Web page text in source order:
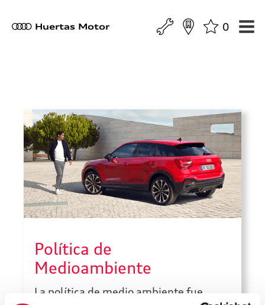
a Huertas Motor 0
Política de
Medioambiente
La política de medio ambiente fue